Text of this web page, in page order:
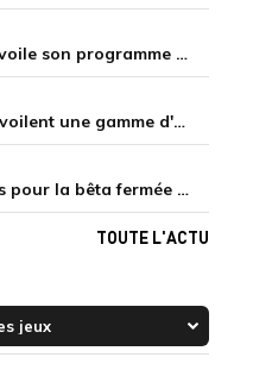
Gamescom 2026 : HoYoverse dévoile son programme et présente deux nouveaux jeux inédits
UGREEN et Honkai: Star Rail dévoilent une gamme d'accessoires de recharge en édition limitée
HoYoverse ouvre les inscriptions pour la bêta fermée de Honkai : Nexus Anima
TOUTE L'ACTU